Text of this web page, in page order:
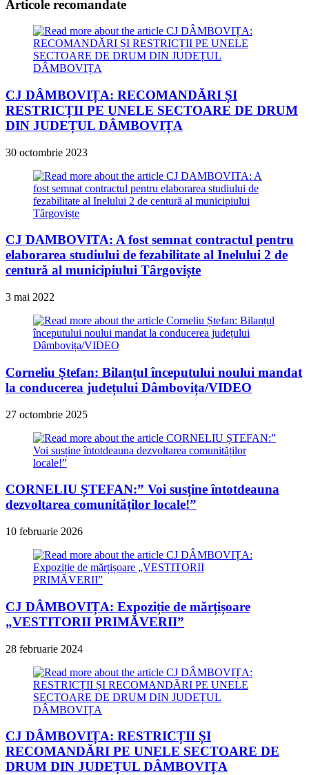
Articole recomandate
CJ DÂMBOVIȚA: RECOMANDĂRI ȘI
RESTRICȚII PE UNELE SECTOARE DE DRUM
DIN JUDEȚUL DÂMBOVIȚA
30 octombrie 2023
CJ DAMBOVITA: A fost semnat contractul pentru
elaborarea studiului de fezabilitate al Inelului 2 de
centură al municipiului Târgoviște
3 mai 2022
Corneliu Ștefan: Bilanțul începutului noului mandat
la conducerea județului Dâmbovița/VIDEO
27 octombrie 2025
CORNELIU ȘTEFAN:” Voi susține întotdeauna
dezvoltarea comunităților locale!”
10 februarie 2026
CJ DÂMBOVIȚA: Expoziție de mărțișoare
„VESTITORII PRIMĂVERII”
28 februarie 2024
CJ DÂMBOVIȚA: RESTRICȚII ȘI
RECOMANDĂRI PE UNELE SECTOARE DE
DRUM DIN JUDEȚUL DÂMBOVIȚA